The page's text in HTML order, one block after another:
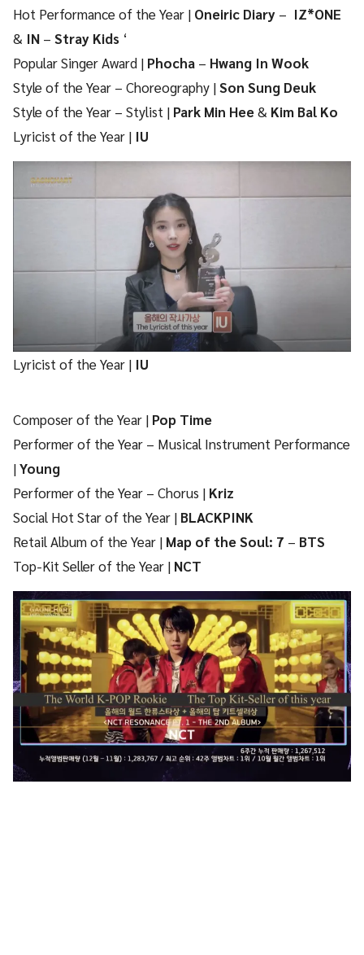
Hot Performance of the Year | Oneiric Diary – IZ*ONE
& IN – Stray Kids ‘
Popular Singer Award | Phocha – Hwang In Wook
Style of the Year – Choreography |Son Sung Deuk
Style of the Year – Stylist | Park Min Hee& Kim Bal Ko
Lyricist of the Year | IU
Lyricist of the Year | IU
Composer of the Year | Pop Time
Performer of the Year – Musical Instrument Performance
|Young
Performer of the Year – Chorus | Kriz
Social Hot Star of the Year | BLACKPINK
Retail Album of the Year | Map of the Soul: 7 – BTS
Top-Kit Seller of the Year | NCT